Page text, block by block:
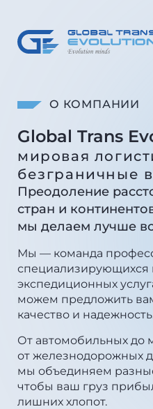
О КОМПАНИИ
Global Trans
мировая
безграничные
Преодоление
стран и
мы делаем лучше
Мы — команда
специализирующихся
экспедиционных
можем предложить
качество и
От автомобильных до
от железнодорожных
мы объединяем
чтобы ваш груз
лишних хлопот.